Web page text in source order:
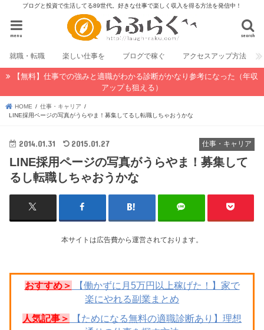
ブログと投資で生活してる89世代。好きな仕事で楽しく収入を得る方法を発信中！
search
menu
就職・転職 楽しい仕事を ブログで稼ぐ アクセスアップ方法
【無料】仕事での強みと適職がわかる診断がかなり参考になった（年収
アップも狙える）
HOME
仕事・キャリア
LINE採用ページの写真がうらやま！募集してるし転職しちゃおうかな
仕事・キャリア
2014.01.31 2015.01.27
LINE採用ページの写真がうらやま！募集して
るし転職しちゃおうかな
本サイトは広告費から運営されております。
おすすめ＞
【働かずに月5万円以上稼げた！】家で
楽にやれる副業まとめ
人気記事＞
【ためになる無料の適職診断あり】理想